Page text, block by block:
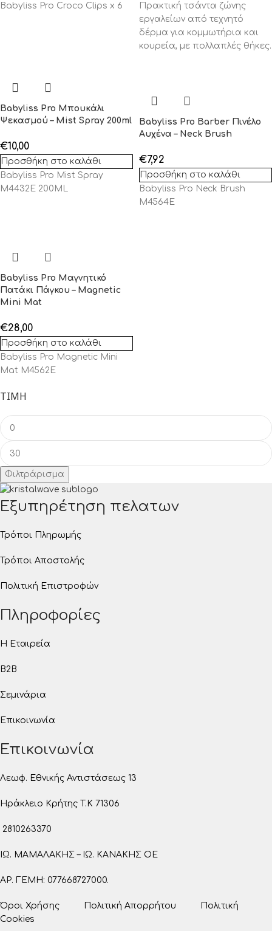
ΤΙΜΉ
Φιλτράρισμα
Babyliss Pro Croco Clips x 6
Πρακτική τσάντα ζώνης
εργαλείων από τεχνητό
δέρμα για κομμωτήρια και
κουρεία, με πολλαπλές θήκες.
Babyliss Pro Μπουκάλι
Ψεκασμού – Mist Spray 200ml
€10,00
Προσθήκη στο καλάθι
Babyliss Pro Mist Spray
M4432E 200ML
Babyliss Pro Barber Πινέλο
Αυχένα – Neck Brush
€7,92
Προσθήκη στο καλάθι
Babyliss Pro Neck Brush
M4564E
Babyliss Pro Μαγνητικό
Πατάκι Πάγκου – Magnetic
Mini Mat
€28,00
Προσθήκη στο καλάθι
Babyliss Pro Magnetic Mini
Mat M4562E
Εξυπηρέτηση πελατων
Τρόποι Πληρωμής
Τρόποι Αποστολής
Πολιτική Επιστροφών
Πληροφορίες
Η Εταιρεία
B2B
Σεμινάρια
Επικοινωνία
Επικοινωνία
Λεωφ. Εθνικής Αντιστάσεως 13
Ηράκλειο Κρήτης T.K 71306
2810263370
ΙΩ. ΜΑΜΑΛΑΚΗΣ – ΙΩ. ΚΑΝΑΚΗΣ ΟΕ
ΑΡ. ΓΕΜΗ: 077668727000.
Όροι Χρήσης Πολιτική Απορρήτου Πολιτική
Cookies